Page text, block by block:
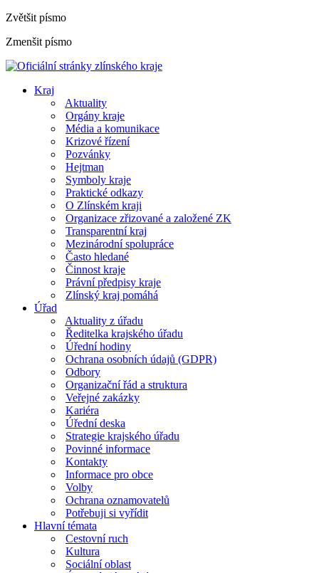
Zvětšit písmo
Zmenšit písmo
Kraj
Aktuality
Orgány kraje
Média a komunikace
Krizové řízení
Pozvánky
Hejtman
Symboly kraje
Praktické odkazy
O Zlínském kraji
Organizace zřizované a založené ZK
Transparentní kraj
Mezinárodní spolupráce
Často hledané
Činnost kraje
Právní předpisy kraje
Zlínský kraj pomáhá
Úřad
Aktuality z úřadu
Ředitelka krajského úřadu
Úřední hodiny
Ochrana osobních údajů (GDPR)
Odbory
Organizační řád a struktura
Veřejné zakázky
Kariéra
Úřední deska
Strategie krajského úřadu
Povinné informace
Kontakty
Informace pro obce
Volby
Ochrana oznamovatelů
Potřebuji si vyřídit
Hlavní témata
Cestovní ruch
Kultura
Sociální oblast